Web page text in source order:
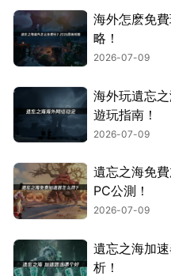
海外怎麽免
略！
2026-07-09
海外玩遺忘
遊玩指南！
2026-07-09
遺忘之海免
PC公測！
2026-07-09
遺忘之海加
析！